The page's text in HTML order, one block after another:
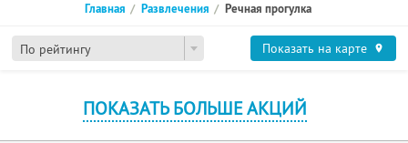
По рейтингу
Главная Развлечения Речная прогулка
Показать на карте
ПОКАЗАТЬ БОЛЬШЕ АКЦИЙ